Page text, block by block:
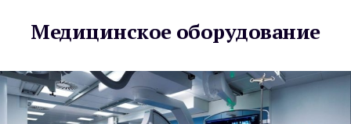
Медицинское оборудование